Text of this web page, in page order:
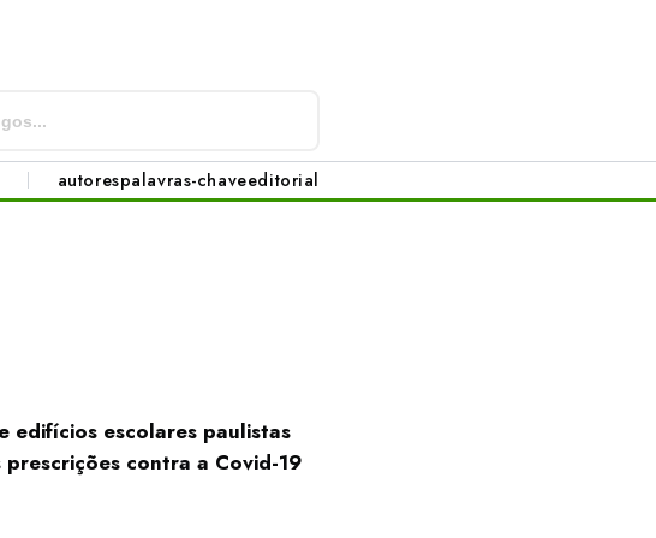
autorespalavras-chaveeditorial
edifícios escolares paulistas
contra a Covid-19